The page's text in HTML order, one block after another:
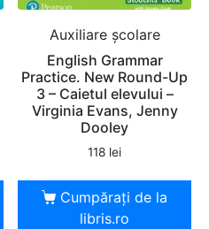
Auxiliare şcolare
English Grammar
Practice. New Round-Up
3 – Caietul elevului –
Virginia Evans, Jenny
Dooley
118 lei
Cumpărați de la
libris.ro